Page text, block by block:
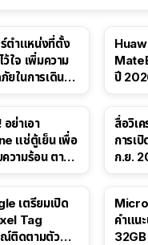
ตำแหน่งที่ตั้ง
ว้ใจ เพิ่มความ
ยในการเดิน
ปี
อย่าเอา
แช่ตู้เย็น เพื่อ
ความร้อน ตาม
สื่อวิเ
การเ
ก.ย.
เตรียมเปิด
Tag
ติดตามตัว
คำแน